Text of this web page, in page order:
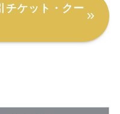
チケット・クー